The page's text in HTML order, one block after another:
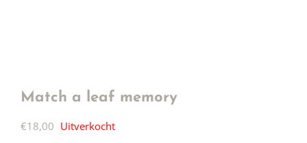
Match a leaf memory
€18,00 Uitverkocht